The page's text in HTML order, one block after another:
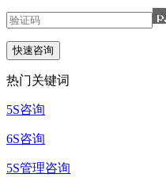
热门关键词
5S咨询
6S咨询
5S管理咨询